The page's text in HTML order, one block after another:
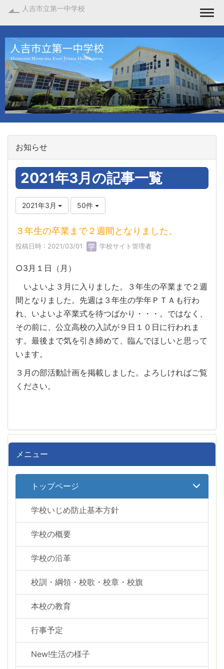
人吉市立第一中学校
お知らせ
2021年3月の記事一覧
2021年3月 50件
３年生の卒業まで２週間となりました。
投稿日時 : 2021/03/01 学校サイト管理者
○3月１日（月）
いよいよ３月に入りました。３年生の卒業まで２週
間となりました。先週は３年生の学年ＰＴＡも行わ
れ、いよいよ卒業式を待つばかり・・・。ではなく、
その前に、公立高校の入試が９日１０日に行われま
す。最後まで気を引き締めて、臨んでほしいと思って
います。
３月の部活動計画を掲載しました。よろしければご覧
ください。
メニュー
トップページ
学校いじめ防止基本方針
学校の概要
学校の沿革
校訓・綱領・校歌・校章・校旗
本校の教育
行事予定
New!生活の様子